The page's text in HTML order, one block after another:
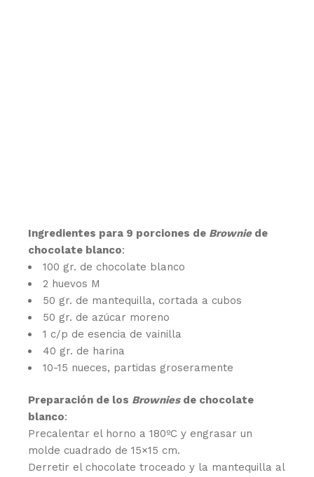
Ingredientes para 9 porciones de Brownie de
chocolate blanco:
100 gr. de chocolate blanco
2 huevos M
50 gr. de mantequilla, cortada a cubos
50 gr. de azúcar moreno
1 c/p de esencia de vainilla
40 gr. de harina
10-15 nueces, partidas groseramente
Preparación de los Brownies de chocolate
blanco:
Precalentar el horno a 180ºC y engrasar un
molde cuadrado de 15×15 cm.
Derretir el chocolate troceado y la mantequilla al